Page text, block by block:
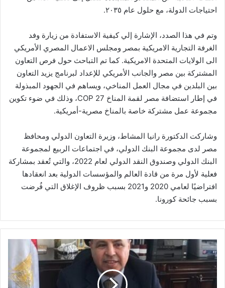
احتياجات الدولة، مع حلول عام ٢٠٣٥.
وتم في هذا الصدد، الإشارة إلي كيفية الاستفادة من زيارة وفد
الغرفة التجارية الامريكية بمصر ومجلس الاعمال المصري الأمريكي
الى الولايات المتحدة الامريكية. كما تم التباحث حول فرص التعاون
المشتركة بين مصر والجانب الأمريكي للإعداد لبرنامج يزيد التعاون
بين البلدين في مجال العمل المناخي، ويساهم في الجهود المبذولة
في إطار استضافة مصر لقمة المناخ COP 27، وذلك في ضوء تكوين
مجموعة عمل مشتركة خاصة بالمناخ مصرية-أمريكية.
وشاركت الدكتورة رانيا المشاط، وزيرة التعاون الدولي ومحافظ
مصر لدى مجموعة البنك الدولي، في اجتماعات الربيع لمجموعة
البنك الدولي وصندوق النقد الدولي لعام 2022، والتي تُعقد بمشاركة
فعلية لأول مرة من قادة العالم والمؤسسات الدولية بعد انعقادها
افتراضيًا لعامي 2020 و2021 بسبب ظروف الإغلاق التي فُرضت
بسبب جائحة كورونا.
وزير
المالية..
للعمال
في